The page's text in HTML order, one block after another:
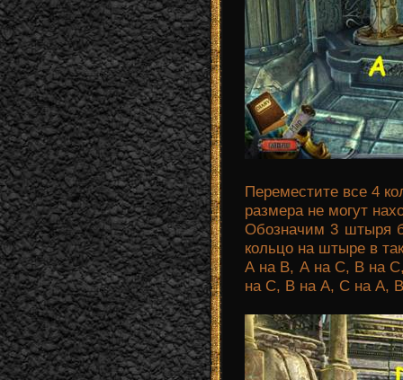
Переместите все 4
размера не могут
Обозначим 3 штыря
кольцо на штыре в
А на В, А на С, В на
на С, В на А, С на А,